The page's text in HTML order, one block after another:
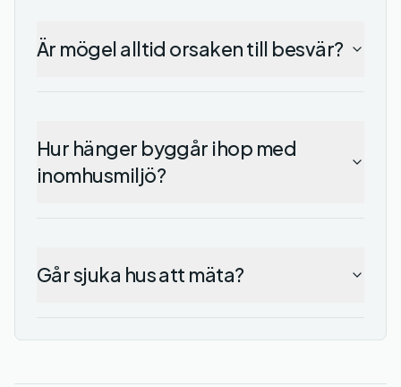
Är mögel alltid orsaken till besvär?
Hur hänger byggår ihop med
inomhusmiljö?
Går sjuka hus att mäta?